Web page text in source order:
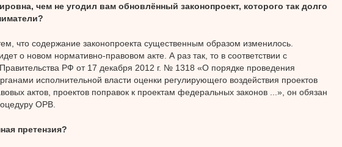
чем не угодил вам обновлённый законопроект, которого так долго
что содержание законопроекта существенным образом изменилось.
о новом нормативно-правовом акте. А раз так, то в соответствии с
РФ от 17 декабря 2012 г. № 1318 «О порядке проведения
исполнительной власти оценки регулирующего воздействия проектов
актов, проектов поправок к проектам федеральных законов ...», он обязан
ОРВ.
претензия?